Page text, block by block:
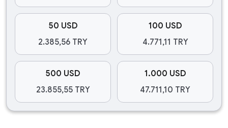
50 USD
2.385,56 TRY
100 USD
4.771,11 TRY
500 USD
23.855,55 TRY
1.000 USD
47.711,10 TRY